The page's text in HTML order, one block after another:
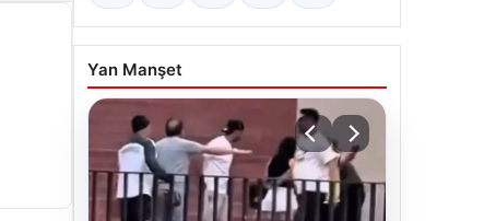
Yan Manşet